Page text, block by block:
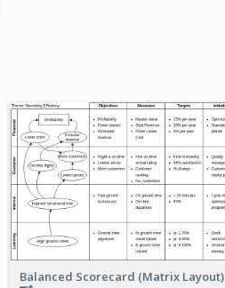
Balanced Scorecard (Matrix Layout)